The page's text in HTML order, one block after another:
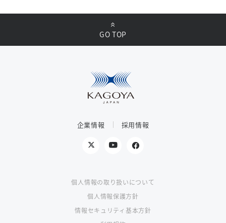
企業情報 採用情報
個人情報の取り扱いについて
個人情報保護方針
情報セキュリティ基本方針
GO TOP